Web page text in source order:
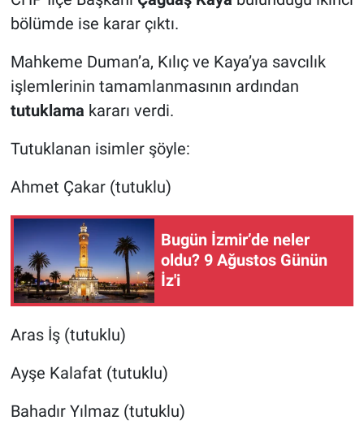
bölümde ise karar çıktı.
Mahkeme Duman’a, Kılıç ve Kaya’ya savcılık
işlemlerinin tamamlanmasının ardından
tutuklama kararı verdi.
Tutuklanan isimler şöyle:
Ahmet Çakar (tutuklu)
Bugün İzmir’de neler
oldu? 9 Ağustos Günün
İz'i
Aras İş (tutuklu)
Ayşe Kalafat (tutuklu)
Bahadır Yılmaz (tutuklu)